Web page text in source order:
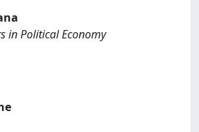
in Political Economy